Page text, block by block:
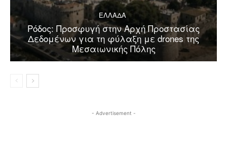
ΕΛΛΑΔΑ
Ρόδος: Προσφυγή στην Αρχή Προστασίας
Δεδομένων για τη φύλαξη με drones της
Μεσαιωνικής Πόλης
- Advertisement -